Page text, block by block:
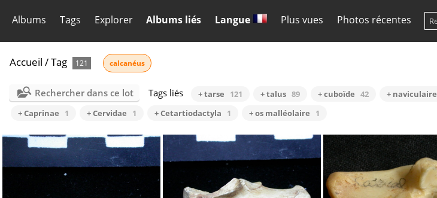
Albums Tags Explorer Albums liés Langue Plus vues Photos récentes
Accueil /Tag 121 calcanéus
Rechercher dans ce lot Tags liés + tarse 121 + talus 89 + cuboïde 42 + naviculaire
+ Caprinae
1 + Cervidae 1 + Cetartiodactyla 1 + os malléolaire 1